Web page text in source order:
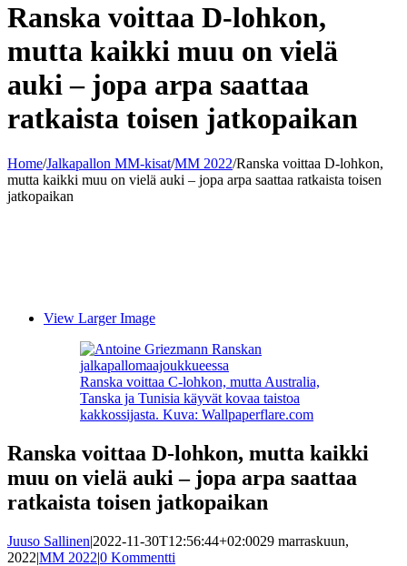
Ranska voittaa D-lohkon,
mutta kaikki muu on vielä
auki – jopa arpa saattaa
ratkaista toisen jatkopaikan
Home/Jalkapallon MM-kisat/MM 2022/Ranska voittaa D-lohkon,
mutta kaikki muu on vielä auki – jopa arpa saattaa ratkaista toisen
jatkopaikan
View Larger Image
Ranska voittaa C-lohkon, mutta Australia,
Tanska ja Tunisia käyvät kovaa taistoa
kakkossijasta. Kuva: Wallpaperflare.com
Ranska voittaa D-lohkon, mutta kaikki
muu on vielä auki – jopa arpa saattaa
ratkaista toisen jatkopaikan
Juuso Sallinen|2022-11-30T12:56:44+02:0029 marraskuun,
2022|MM 2022|0 Kommentti